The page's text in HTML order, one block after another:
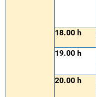
18.00 h
19.00 h
20.00 h